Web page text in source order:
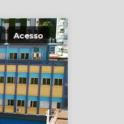
Acesso